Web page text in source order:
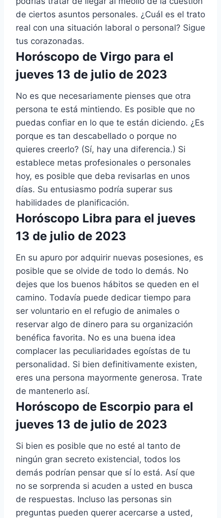
de ciertos asuntos personales. ¿Cuál es el trato
real con una situación laboral o personal? Sigue
tus corazonadas.
Horóscopo de Virgo para el
jueves 13 de julio de 2023
No es que necesariamente pienses que otra
persona te está mintiendo. Es posible que no
puedas confiar en lo que te están diciendo. ¿Es
porque es tan descabellado o porque no
quieres creerlo? (Sí, hay una diferencia.) Si
establece metas profesionales o personales
hoy, es posible que deba revisarlas en unos
días. Su entusiasmo podría superar sus
habilidades de planificación.
Horóscopo Libra para el jueves
13 de julio de 2023
En su apuro por adquirir nuevas posesiones, es
posible que se olvide de todo lo demás. No
dejes que los buenos hábitos se queden en el
camino. Todavía puede dedicar tiempo para
ser voluntario en el refugio de animales o
reservar algo de dinero para su organización
benéfica favorita. No es una buena idea
complacer las peculiaridades egoístas de tu
personalidad. Si bien definitivamente existen,
eres una persona mayormente generosa. Trate
de mantenerlo así.
Horóscopo de Escorpio para el
jueves 13 de julio de 2023
Si bien es posible que no esté al tanto de
ningún gran secreto existencial, todos los
demás podrían pensar que sí lo está. Así que
no se sorprenda si acuden a usted en busca
de respuestas. Incluso las personas sin
preguntas pueden querer acercarse a usted,